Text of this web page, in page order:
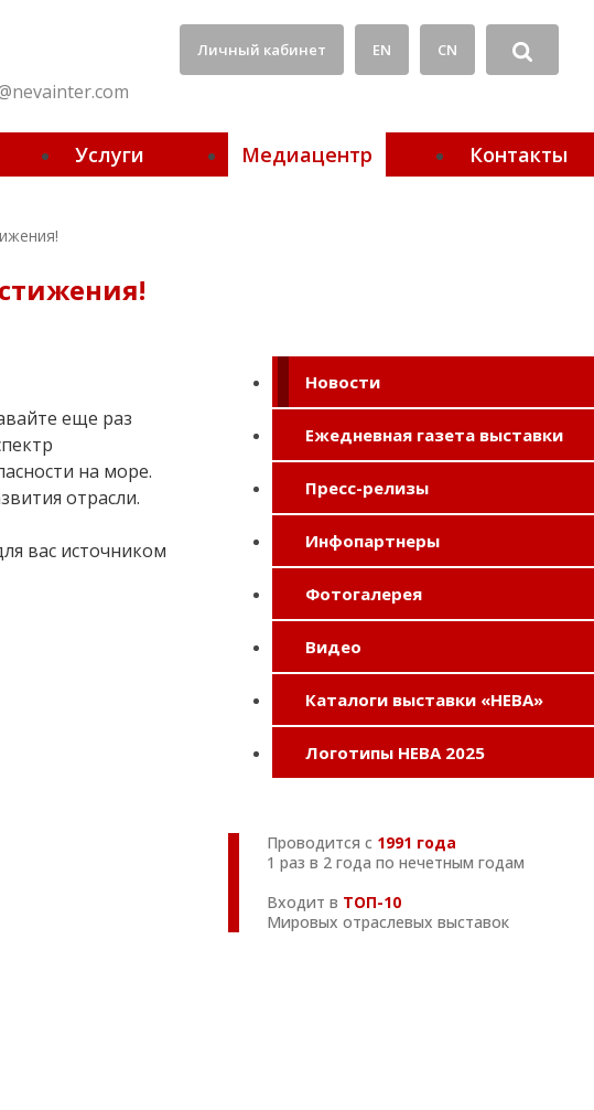
Личный кабинет EN CN
Услуги Медиацентр Контакты
Новости
Ежедневная газета выставки
Пресс-релизы
Инфопартнеры
Фотогалерея
Видео
Каталоги выставки «НЕВА»
Логотипы НЕВА 2025
Проводится с 1991 года
1 раз в 2 года по нечетным годам
Входит в ТОП-10
Мировых отраслевых выставок
на море.
отрасли.
вас источником